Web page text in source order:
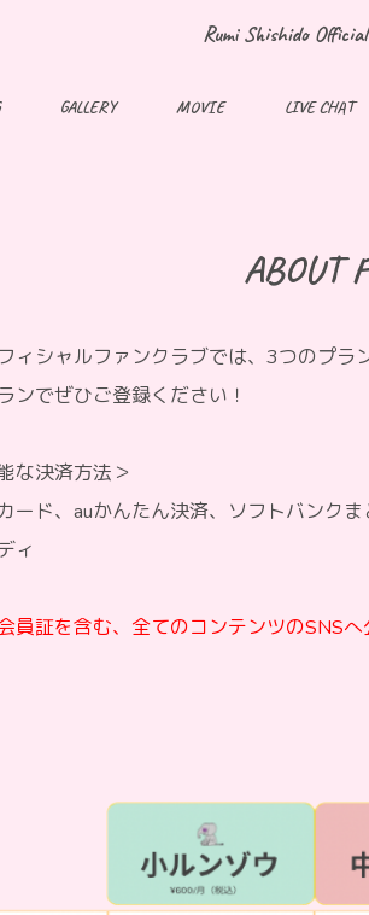
Rumi Shishido
GALLERY MOVIE LIVE CHAT
ABOUT
ィシャルファンクラブでは、3つのプラ
ンでぜひご登録ください！
な決済方法＞
ード、auかんたん決済、ソフトバンク
ィ
員証を含む、全てのコンテンツのSNS